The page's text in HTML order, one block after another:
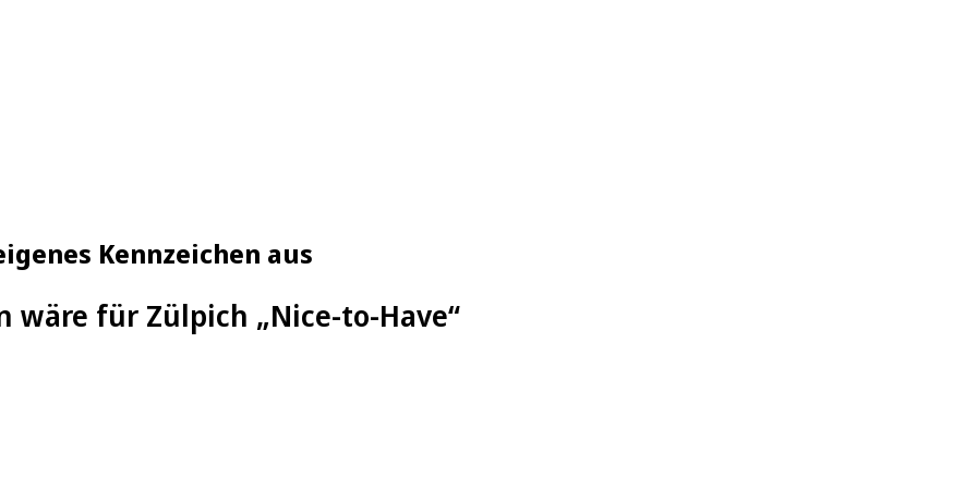
Kennzeichen aus
wäre für Zülpich „Nice-to-Have“